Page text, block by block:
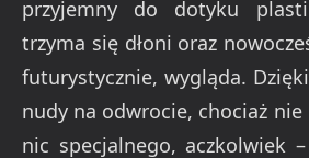
przyjemny do dotyku
trzyma się dłoni oraz
futurystycznie, wygląda.
nudy na odwrocie, chociaż
nic specjalnego, aczkolwiek